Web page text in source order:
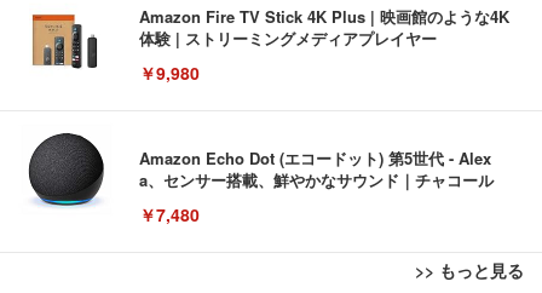
Amazon Fire TV Stick 4K Plus | 映画館のような4K
体験 | ストリーミングメディアプレイヤー
￥9,980
Amazon Echo Dot (エコードット) 第5世代 - Alex
a、センサー搭載、鮮やかなサウンド｜チャコール
￥7,480
>> もっと見る